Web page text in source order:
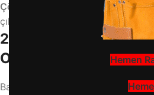
Hemen
Çözüm:
Çamaşırları yeniden
çıkarıp tekrar dengeleyin.
2. Program Seçimi
Olabilir
Bazı kısa veya hassas yıkama